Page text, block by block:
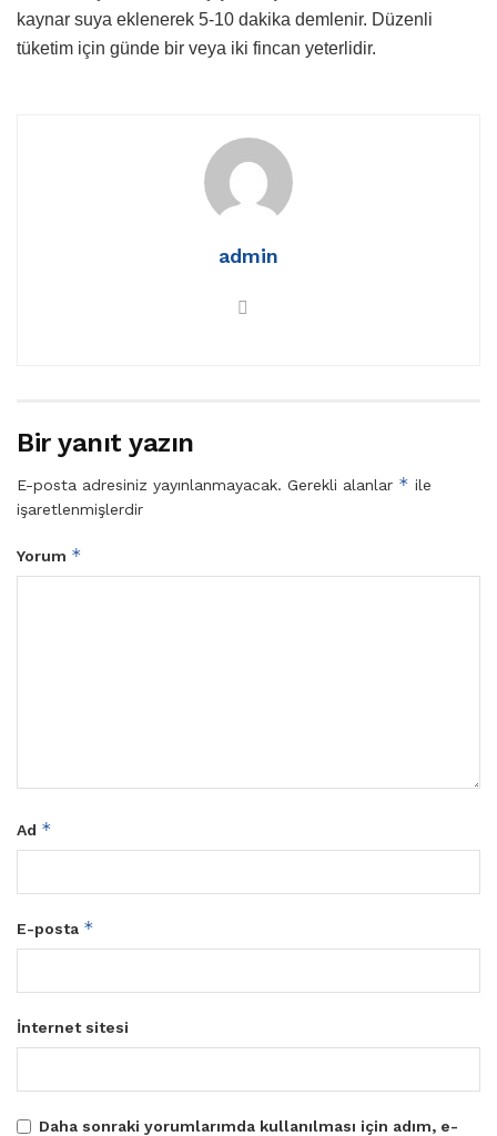
kaynar suya eklenerek 5-10 dakika demlenir. Düzenli
tüketim için günde bir veya iki fincan yeterlidir.
admin
Bir yanıt yazın
E-posta adresiniz yayınlanmayacak. Gerekli alanlar * ile
işaretlenmişlerdir
Yorum *
Ad *
E-posta *
İnternet sitesi
Daha sonraki yorumlarımda kullanılması için adım, e-